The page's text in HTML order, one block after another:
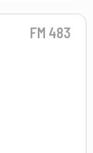
FM 483